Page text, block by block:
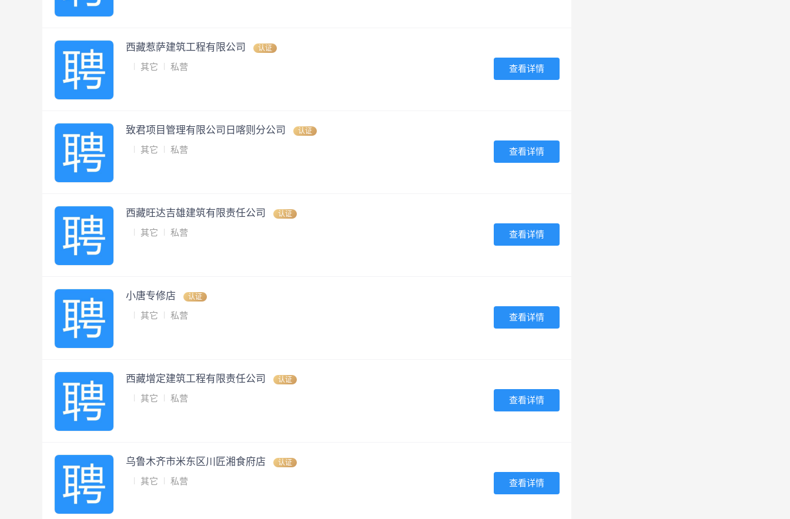
西藏惹萨建筑工程有限公司 认证
其它 私营 查看详情
致君项目管理有限公司日喀则分公司 认证
其它 私营 查看详情
西藏旺达吉雄建筑有限责任公司 认证
其它 私营 查看详情
小唐专修店 认证
其它 私营 查看详情
西藏增定建筑工程有限责任公司 认证
其它 私营 查看详情
乌鲁木齐市米东区川匠湘食府店 认证
其它 私营 查看详情